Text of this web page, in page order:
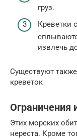
груз.
Креветки
извлечь
Существуют
креветок
Ограничения
Этих морских
нереста. Кроме